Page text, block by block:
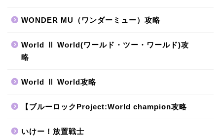
WONDER MU（ワンダーミュー）攻略
World Ⅱ World(ワールド・ツー・ワールド)攻
略
World Ⅱ World攻略
【ブルーロックProject:World champion攻略
いけー！放置戦士